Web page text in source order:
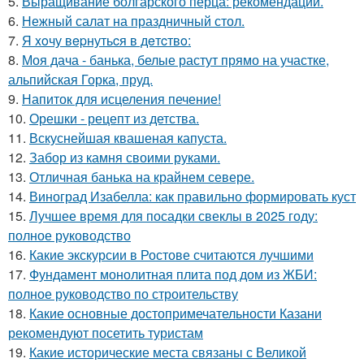
6. Нежный салат на праздничный стол.
7. Я xoчу вepнутьcя в дeтcтвo:
8. Моя дача - банька, белые растут прямо на участке,
альпийская Горка, пруд.
9. Напиток для исцеления печение!
10. Орешки - рецепт из детства.
11. Вскуснейшая квашеная капуста.
12. Забор из камня своими руками.
13. Отличная банька на крайнем севере.
14. Виноград Изабелла: как правильно формировать куст
15. Лучшее время для посадки свеклы в 2025 году:
полное руководство
16. Какие экскурсии в Ростове считаются лучшими
17. Фундамент монолитная плита под дом из ЖБИ:
полное руководство по строительству
18. Какие основные достопримечательности Казани
рекомендуют посетить туристам
19. Какие исторические места связаны с Великой